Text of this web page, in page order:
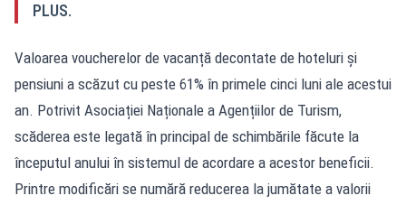
PLUS.
Valoarea voucherelor de vacanță decontate de hoteluri și
pensiuni a scăzut cu peste 61% în primele cinci luni ale acestui
an. Potrivit Asociației Naționale a Agențiilor de Turism,
scăderea este legată în principal de schimbările făcute la
începutul anului în sistemul de acordare a acestor beneficii.
Printre modificări se numără reducerea la jumătate a valorii